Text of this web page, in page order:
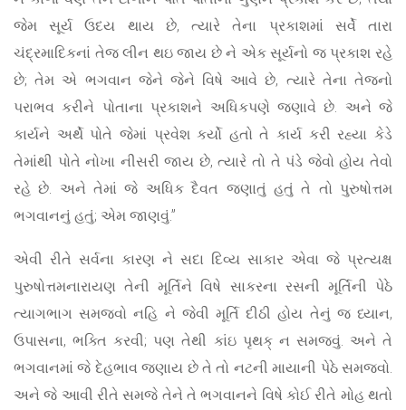
જેમ સૂર્ય ઉદય થાય છે, ત્યારે તેના પ્રકાશમાં સર્વે તારા
ચંદ્રમાદિકનાં તેજ લીન થઇ જાય છે ને એક સૂર્યનો જ પ્રકાશ રહે
છે; તેમ એ ભગવાન જેને જેને વિષે આવે છે, ત્યારે તેના તેજનો
પરાભવ કરીને પોતાના પ્રકાશને અધિકપણે જણાવે છે. અને જે
કાર્યને અર્થે પોતે જેમાં પ્રવેશ કર્યો હતો તે કાર્ય કરી રહ્યા કેડે
તેમાંથી પોતે નોખા નીસરી જાય છે, ત્યારે તો તે પંડે જેવો હોય તેવો
રહે છે. અને તેમાં જે અધિક દૈવત જણાતું હતું તે તો પુરુષોત્તમ
ભગવાનનું હતું; એમ જાણવું.”
એવી રીતે સર્વના કારણ ને સદા દિવ્ય સાકાર એવા જે પ્રત્યક્ષ
પુરુષોત્તમનારાયણ તેની મૂર્તિને વિષે સાકરના રસની મૂર્તિની પેઠે
ત્યાગભાગ સમજવો નહિ ને જેવી મૂર્તિ દીઠી હોય તેનું જ ધ્યાન,
ઉપાસના, ભક્તિ કરવી; પણ તેથી કાંઇ પૃથક્ ન સમજવું. અને તે
ભગવાનમાં જે દેહભાવ જણાય છે તે તો નટની માયાની પેઠે સમજવો.
અને જે આવી રીતે સમજે તેને તે ભગવાનને વિષે કોઈ રીતે મોહ થતો